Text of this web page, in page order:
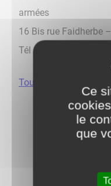
armées
16 Bis rue Faidherbe
Tél : 03 86 72 72 75
Tous les détails ici
Ce
le
que